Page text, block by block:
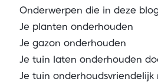
Onderwerpen die in deze
Je planten onderhouden
Je gazon onderhouden
Je tuin laten onderhouden
Je tuin onderhoudsvriendelijk